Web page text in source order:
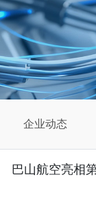
企业动态
巴山航空亮相